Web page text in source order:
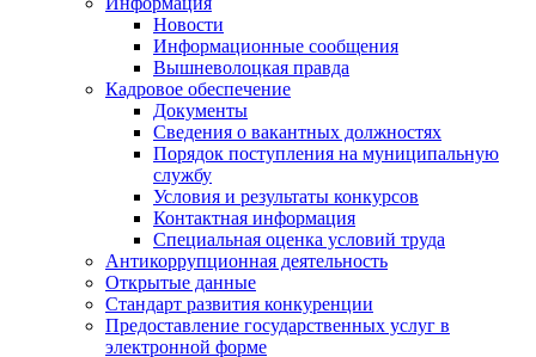
Новости
Информационные сообщения
Вышневолоцкая правда
Кадровое обеспечение
Документы
Сведения о вакантных должностях
Порядок поступления на муниципальную
службу
Условия и результаты конкурсов
Контактная информация
Специальная оценка условий труда
Антикоррупционная деятельность
Открытые данные
Стандарт развития конкуренции
Предоставление государственных услуг в
электронной форме